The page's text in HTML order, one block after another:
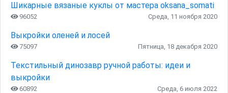
Шикарные вязаные куклы от мастера oksana_somati
96052 Среда, 11 ноября 2020
Выкройки оленей и лосей
75097 Пятница, 18 декабря 2020
Текстильный динозавр ручной работы: идеи и
выкройки
60892 Среда, 6 июля 2022